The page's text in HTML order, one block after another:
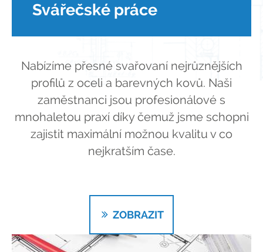
Svářečské práce
Nabízíme přesné svařovaní nejrůznějších
profilů z oceli a barevných kovů. Naši
zaměstnanci jsou profesionálové s
mnohaletou praxí díky čemuž jsme schopni
zajistit maximální možnou kvalitu v co
nejkratším čase.
ZOBRAZIT